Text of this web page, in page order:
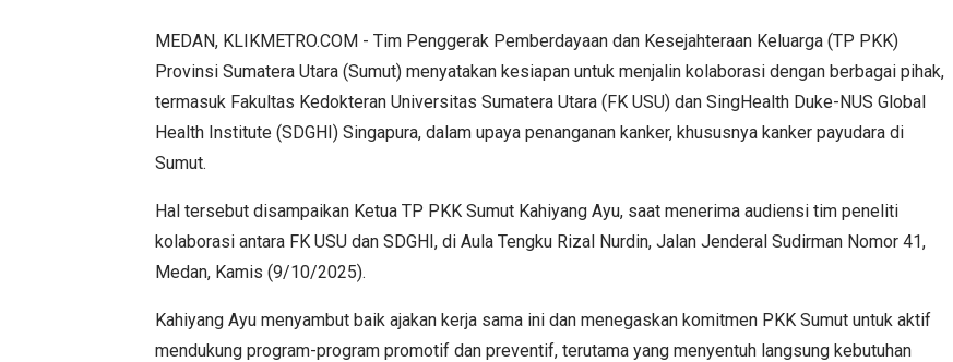
MEDAN, KLIKMETRO.COM - Tim Penggerak Pemberdayaan dan Kesejahteraan Keluarga (TP PKK)
Provinsi Sumatera Utara (Sumut) menyatakan kesiapan untuk menjalin kolaborasi dengan berbagai pihak,
termasuk Fakultas Kedokteran Universitas Sumatera Utara (FK USU) dan SingHealth Duke-NUS Global
Health Institute (SDGHI) Singapura, dalam upaya penanganan kanker, khususnya kanker payudara di
Sumut.
Hal tersebut disampaikan Ketua TP PKK Sumut Kahiyang Ayu, saat menerima audiensi tim peneliti
kolaborasi antara FK USU dan SDGHI, di Aula Tengku Rizal Nurdin, Jalan Jenderal Sudirman Nomor 41,
Medan, Kamis (9/10/2025).
Kahiyang Ayu menyambut baik ajakan kerja sama ini dan menegaskan komitmen PKK Sumut untuk aktif
mendukung program-program promotif dan preventif, terutama yang menyentuh langsung kebutuhan